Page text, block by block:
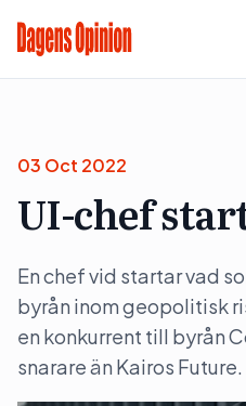
03 Oct 2022
UI-chef
En chef vid startar vad
byrån inom geopolitisk
en konkurrent till byrån
snarare än Kairos Future.